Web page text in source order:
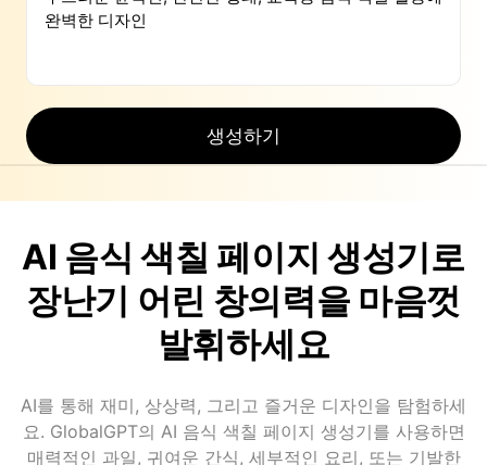
생성하기
AI 음식 색칠 페이지 생성기로
장난기 어린 창의력을 마음껏
발휘하세요
AI를 통해 재미, 상상력, 그리고 즐거운 디자인을 탐험하세
요. GlobalGPT의 AI 음식 색칠 페이지 생성기를 사용하면
매력적인 과일, 귀여운 간식, 세부적인 요리, 또는 기발한